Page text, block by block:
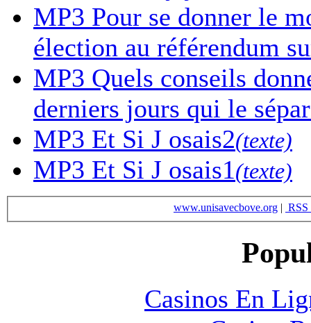
MP3 Pour se donner le
élection au référendum
MP3 Quels conseils
derniers jours qui le
MP3 Et Si J osais2(texte)
MP3 Et Si J osais1(texte)
www.unisavecbove.org | RSS
Casinos En